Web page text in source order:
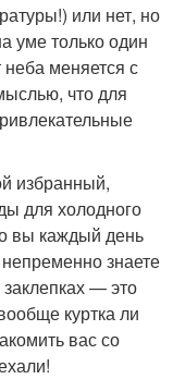
или нет, но
уме только один
меняется с
что для
избранный,
для холодного
вы каждый день
знаете
— это
куртка ли
вас со